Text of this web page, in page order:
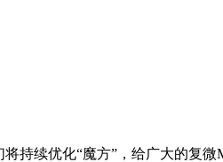
持续优化“魔方”，给广大的复